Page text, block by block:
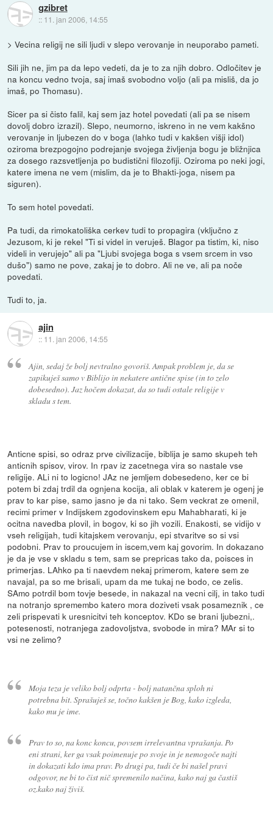
gzibret
:: 11. jan 2006, 14:55
> Vecina religij ne sili ljudi v slepo verovanje in neuporabo pameti.
Sili jih ne, jim pa da lepo vedeti, da je to za njih dobro. Odločitev je
na koncu vedno tvoja, saj imaš svobodno voljo (ali pa misliš, da jo
imaš, po Thomasu).
Sicer pa si čisto falil, kaj sem jaz hotel povedati (ali pa se nisem
dovolj dobro izrazil). Slepo, neumorno, iskreno in ne vem kakšno
verovanje in ljubezen do v boga (lahko tudi v kakšen višji idol)
oziroma brezpogojno podrejanje svojega življenja bogu je bližnjica
za dosego razsvetljenja po budistični filozofiji. Oziroma po neki jogi,
katere imena ne vem (mislim, da je to Bhakti-joga, nisem pa
siguren).
To sem hotel povedati.
Pa tudi, da rimokatoliška cerkev tudi to propagira (vključno z
Jezusom, ki je rekel "Ti si videl in veruješ. Blagor pa tistim, ki, niso
videli in verujejo" ali pa "Ljubi svojega boga s vsem srcem in vso
dušo") samo ne pove, zakaj je to dobro. Ali ne ve, ali pa noče
povedati.
Tudi to, ja.
ajin
:: 11. jan 2006, 14:55
Ajin, sedaj že bolj nevtralno govoriš. Ampak problem je, da se
zapikuješ samo v Biblijo in nekatere antične spise (in to zelo
dobesedno). Jaz hočem dokazat, da so tudi ostale religije v
skladu s tem.
Anticne spisi, so odraz prve civilizacije, biblija je samo skupeh teh
anticnih spisov, virov. In rpav iz zacetnega vira so nastale vse
religije. ALi ni to logicno! JAz ne jemljem dobesedeno, ker ce bi
potem bi zdaj trdil da ognjena kocija, ali oblak v katerem je ogenj je
prav to kar pise, samo jasno je da ni tako. Sem veckrat ze omenil,
recimi primer v Indijskem zgodovinskem epu Mahabharati, ki je
ocitna navedba plovil, in bogov, ki so jih vozili. Enakosti, se vidijo v
vseh religijah, tudi kitajskem verovanju, epi stvaritve so si vsi
podobni. Prav to proucujem in iscem,vem kaj govorim. In dokazano
je da je vse v skladu s tem, sam se prepricas tako da, poisces in
primerjas. LAhko pa ti naevdem nekaj primerom, katere sem ze
navajal, pa so me brisali, upam da me tukaj ne bodo, ce zelis.
SAmo potrdil bom tovje besede, in nakazal na vecni cilj, in tako tudi
na notranjo spremembo katero mora doziveti vsak posameznik , ce
zeli prispevati k uresnicitvi teh konceptov. KDo se brani ljubezni,.
potesenosti, notranjega zadovoljstva, svobode in mira? MAr si to
vsi ne zelimo?
Moja teza je veliko bolj odprta - bolj natančna sploh ni
potrebna bit. Sprašuješ se, točno kakšen je Bog, kako izgleda,
kako mu je ime.
Prav to so, na konc koncu, povsem irrelevantna vprašanja. Po
eni strani, ker ga vsak poimenuje po svoje in je nemogoče najti
in dokazati kdo ima prav. Po drugi pa, tudi če bi našel pravi
odgovor, ne bi to čist nič spremenilo načina, kako naj ga častiš
oz.kako naj živiš.